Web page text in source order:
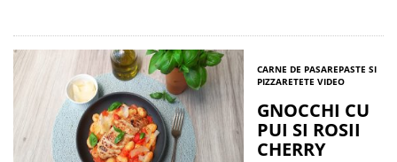
CARNE DE PASAREPASTE SI
PIZZARETETE VIDEO
GNOCCHI CU
PUI SI ROSII
CHERRY